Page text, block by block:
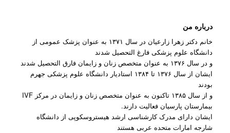
درباره من
خانم دکتر زهرا زارعیان در سال ۱۳۷۱ به عنوان پزشک عمومی از
دانشگاه علوم پزشکی فارغ التحصیل شدند
و در سال ۱۳۷۶ به عنوان متخصص زنان و زایمان فارق التحصیل شدند
ایشان از سال ۱۳۷۶ تا ۱۳۸۴ استادیار دانشگاه علوم پزشکی جهرم
بودند
و از سال ۱۳۸۵ تاکنون به عنوان متخصص زنان و زایمان در مرکز IVF
بیمارستان پارسیان فعالیت دارند.
ایشان دارای مدرک کارشناسی ارشد هیستروسکوپی از دانشگاه
شارجه امارات متحده عربی هستند